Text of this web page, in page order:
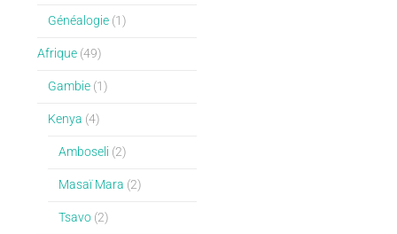
Généalogie(1)
Afrique(49)
Gambie(1)
Kenya (4)
Amboseli (2)
Masaï Mara (2)
Tsavo(2)